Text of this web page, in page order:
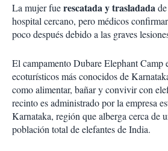
La mujer fuerescatada y trasladada
hospital cercano, pero médicos
poco después debido a las graves
El campamento Dubare Elephant Camp
ecoturísticos más conocidos de
como alimentar, bañar y convivir con
recinto es administrado por la empresa
Karnataka, región que alberga cerca de
población total de elefantes de India.